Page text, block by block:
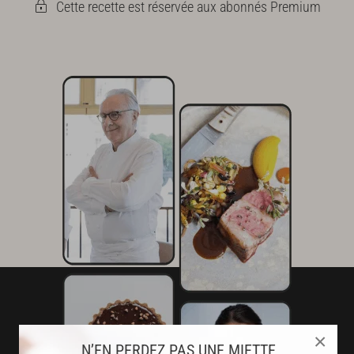
N’EN PERDEZ PAS UNE MIETTE ×
Cette recette est réservée aux abonnés Premium